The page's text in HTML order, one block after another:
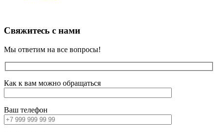
Свяжитесь с нами
Мы ответим на все вопросы!
Как к вам можно обращаться
Ваш телефон